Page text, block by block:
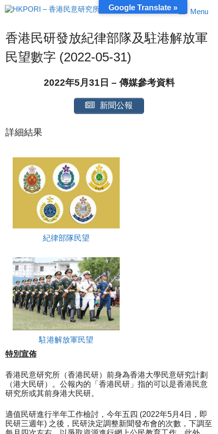
跳
至
容
Menu
香港民研發放紀律部隊及駐港解放軍
民望數字 (2022-05-31)
2022年5月31日 – 傳媒參考資料
新聞公報
詳細結果
紀律部隊民望
駐港解放軍民望
特別宣佈
香港民意研究所（香港民研）前身為香港大學民意研究計劃
（港大民研）。公報內的「香港民研」指的可以是香港民意
研究所或其前身港大民研。
適值民研進行半年工作檢討，今年五四 (2022年5月4日，即
民研三週年) 之後，民研決定調整新聞發布會的次數，下調至
Google Translate »